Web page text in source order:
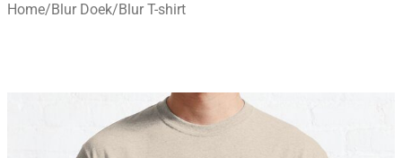
Home/Blur Doek/Blur T-shirt